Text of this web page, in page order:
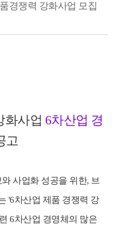
경쟁력 강화사업 모집
화사업 6차산업 경
고
사업화 성공을 위한, 브
'6차산업 제품 경쟁력 강
6차산업 경영체의 많은